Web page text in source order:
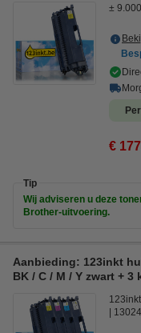
±
€
Tip
Wij adviseren u deze
Brother-uitvoering.
Aanbieding: 123inkt
BK / C / M / Y zwart + 3
123inkt